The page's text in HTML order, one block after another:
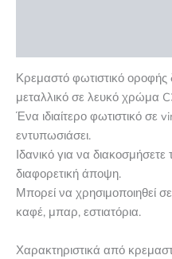
Κρεμαστό φωτιστικό
μεταλλικό σε λευκό χρώμα
Ένα ιδιαίτερο φωτιστικό σε
εντυπωσιάσει.
Ιδανικό για να
διαφορετική άποψη.
Μπορεί να χρησιμοποιηθεί
καφέ, μπαρ, εστιατόρια.
Χαρακτηριστικά από